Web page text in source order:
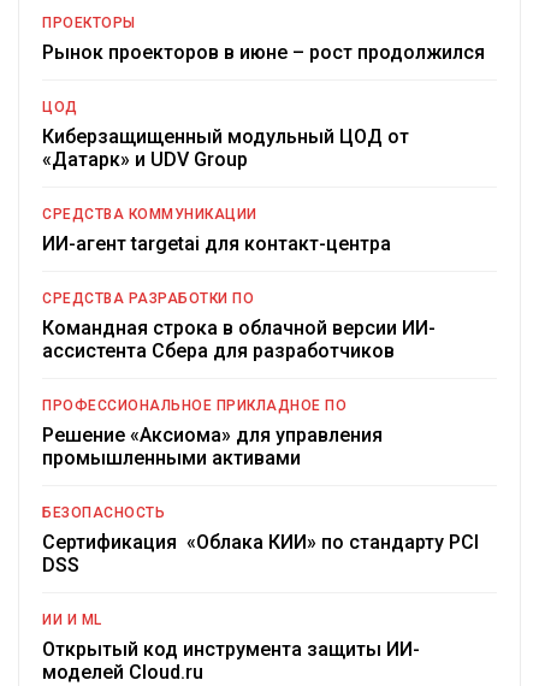
ПРОЕКТОРЫ
Рынок проекторов в июне – рост продолжился
ЦОД
Киберзащищенный модульный ЦОД от
«Датарк» и UDV Group
СРЕДСТВА КОММУНИКАЦИИ
ИИ-агент targetai для контакт-центра
СРЕДСТВА РАЗРАБОТКИ ПО
Командная строка в облачной версии ИИ-
ассистента Сбера для разработчиков
ПРОФЕССИОНАЛЬНОЕ ПРИКЛАДНОЕ ПО
Решение «Аксиома» для управления
промышленными активами
БЕЗОПАСНОСТЬ
Сертификация «Облака КИИ» по стандарту PCI
DSS
ИИ И ML
Открытый код инструмента защиты ИИ-
моделей Cloud.ru